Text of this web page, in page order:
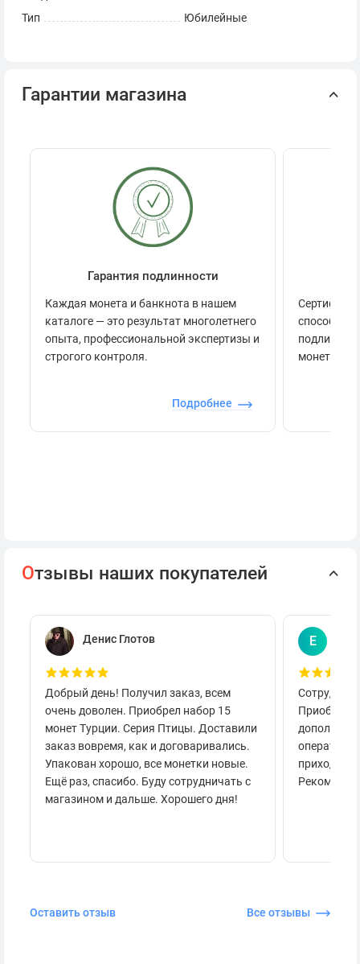
Тип
Юбилейные
Гарантии магазина
Гарантия подлинности
Каждая монета и банкнота в нашем
каталоге — это результат многолетнего
опыта, профессиональной экспертизы и
строгого контроля.
Подробнее
способов
монеты.
Отзывы наших покупателей
Денис Глотов
Добрый день! Получил заказ, всем
очень доволен. Приобрел набор 15
монет Турции. Серия Птицы. Доставили
заказ вовремя, как и договаривались.
Упакован хорошо, все монетки новые.
Ещё раз, спасибо. Буду сотрудничать с
магазином и дальше. Хорошего дня!
Е
приходило
Оставить отзыв Все отзывы